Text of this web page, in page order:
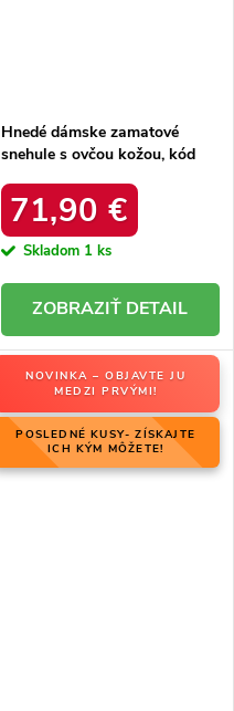
Hnedé dámske zamatové
snehule s ovčou kožou, kód
71,90 €
Skladom 1 ks
DETAIL
NOVINKA – OBJAVTE JU
MEDZI PRVÝMI!
POSLEDNÉ KUSY- ZÍSKAJTE
ICH KÝM MÔŽETE!